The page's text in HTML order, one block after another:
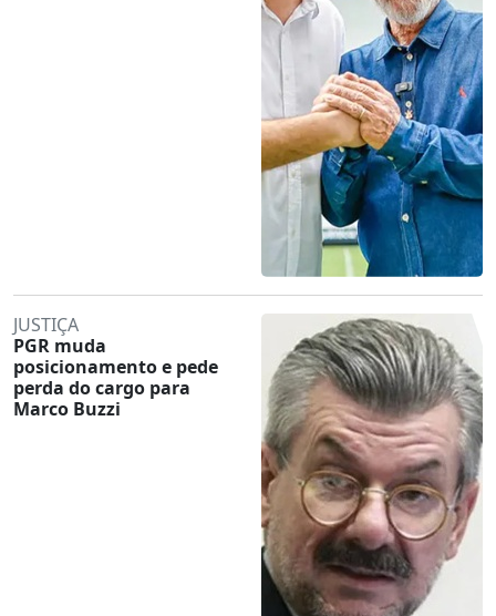
JUSTIÇA
PGR muda
posicionamento e pede
perda do cargo para
Marco Buzzi